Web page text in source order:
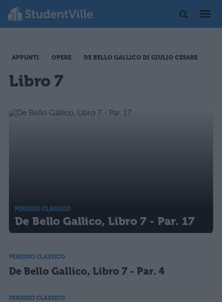
APPUNTI OPERE DE BELLO GALLICO DI GIULIO CESARE
Libro 7
PERIODO CLASSICO
De Bello Gallico, Libro 7 - Par. 17
PERIODO CLASSICO
De Bello Gallico, Libro 7 - Par. 4
PERIODO CLASSICO